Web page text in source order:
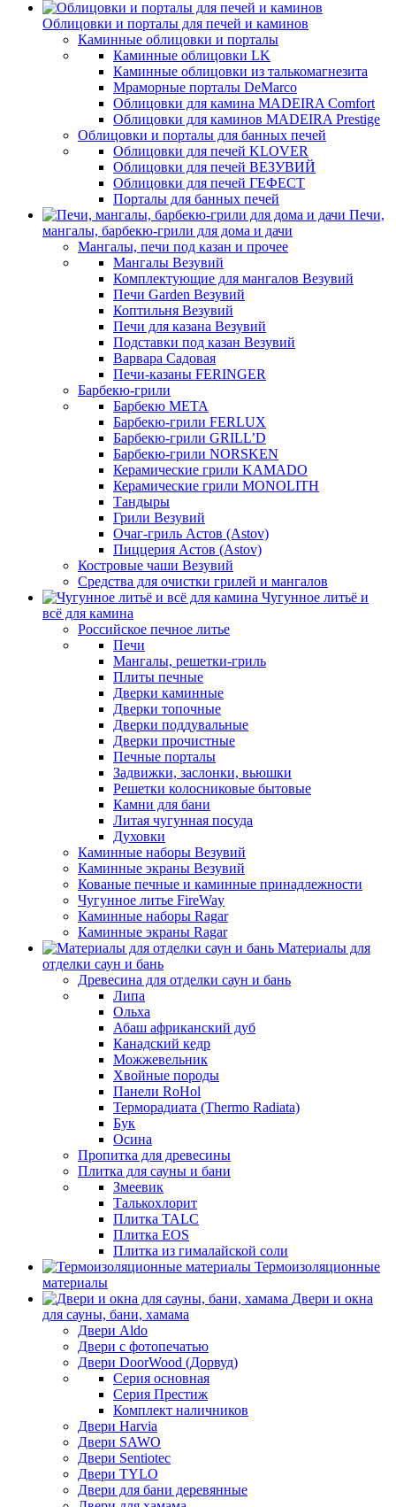
Облицовки и порталы для печей и каминов
Каминные облицовки и порталы
Каминные облицовки LK
Каминные облицовки из талькомагнезита
Мраморные порталы DeMarco
Облицовки для камина MADEIRA Comfort
Облицовки для каминов MADEIRA Prestige
Облицовки и порталы для банных печей
Облицовки для печей KLOVER
Облицовки для печей ВЕЗУВИЙ
Облицовки для печей ГЕФЕСТ
Порталы для банных печей
Печи,
мангалы, барбекю-грили для дома и дачи
Мангалы, печи под казан и прочее
Мангалы Везувий
Комплектующие для мангалов Везувий
Печи Garden Везувий
Коптильня Везувий
Печи для казана Везувий
Подставки под казан Везувий
Варвара Садовая
Печи-казаны FERINGER
Барбекю-грили
Барбекю МЕТА
Барбекю-грили FERLUX
Барбекю-грили GRILL’D
Барбекю-грили NORSKEN
Керамические грили KAMADO
Керамические грили MONOLITH
Тандыры
Грили Везувий
Очаг-гриль Астов (Astov)
Пиццерия Астов (Astov)
Костровые чаши Везувий
Средства для очистки грилей и мангалов
Чугунное литьё и
всё для камина
Российское печное литье
Печи
Мангалы, решетки-гриль
Плиты печные
Дверки каминные
Дверки топочные
Дверки поддувальные
Дверки прочистные
Печные порталы
Задвижки, заслонки, вьюшки
Решетки колосниковые бытовые
Камни для бани
Литая чугунная посуда
Духовки
Каминные наборы Везувий
Каминные экраны Везувий
Кованые печные и каминные принадлежности
Чугунное литье FireWay
Каминные наборы Ragar
Каминные экраны Ragar
Материалы для
отделки саун и бань
Древесина для отделки саун и бань
Липа
Ольха
Абаш африканский дуб
Канадский кедр
Можжевельник
Хвойные породы
Панели RoHol
Терморадиата (Thermo Radiata)
Бук
Осина
Пропитка для древесины
Плитка для сауны и бани
Змеевик
Талькохлорит
Плитка TALC
Плитка EOS
Плитка из гималайской соли
Термоизоляционные
материалы
Двери и окна
для сауны, бани, хамама
Двери Aldo
Двери с фотопечатью
Двери DoorWood (Дорвуд)
Серия основная
Серия Престиж
Комплект наличников
Двери Harvia
Двери SAWO
Двери Sentiotec
Двери TYLO
Двери для бани деревянные